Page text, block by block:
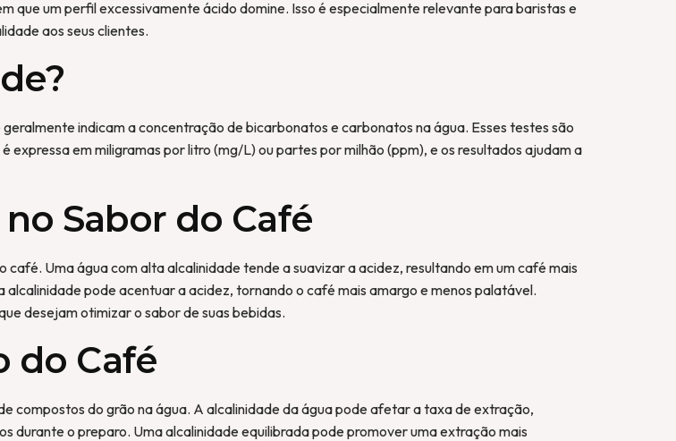
que um perfil excessivamente ácido domine. Isso é especialmente relevante para baristas e
aos seus clientes.
indicam a concentração de bicarbonatos e carbonatos na água. Esses testes são
em miligramas por litro (mg/L) ou partes por milhão (ppm), e os resultados ajudam a
Sabor do Café
Uma água com alta alcalinidade tende a suavizar a acidez, resultando em um café mais
pode acentuar a acidez, tornando o café mais amargo e menos palatável.
desejam otimizar o sabor de suas bebidas.
do Café
compostos do grão na água. A alcalinidade da água pode afetar a taxa de extração,
durante o preparo. Uma alcalinidade equilibrada pode promover uma extração mais